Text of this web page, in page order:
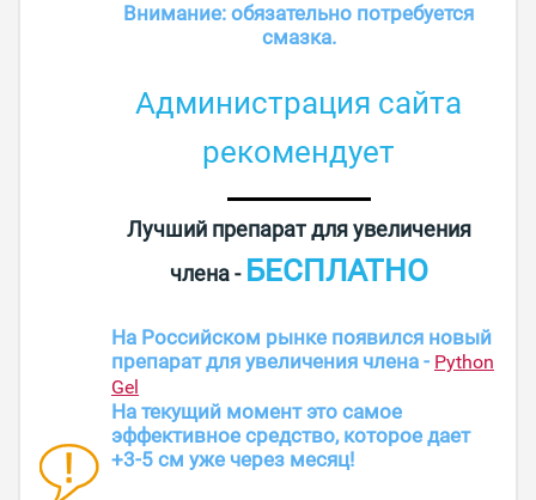
Внимание: обязательно потребуется
смазка.
Администрация сайта
рекомендует
Лучший препарат для увеличения
члена - БЕСПЛАТНО
На Российском рынке появился новый
препарат для увеличения члена - Python
Gel
На текущий момент это самое
эффективное средство, которое дает
+3-5 см уже через месяц!